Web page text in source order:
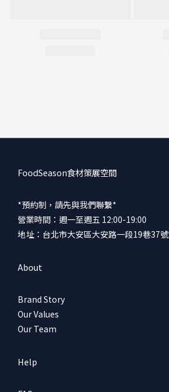
FoodSeason食材策展空間
*預約制，請先與我們聯繫*
營業時間：週一至週五 12:00-19:00
地址：台北市大安區大安路一段19巷37號
About
Brand Story
Our Values
Our Team
Help